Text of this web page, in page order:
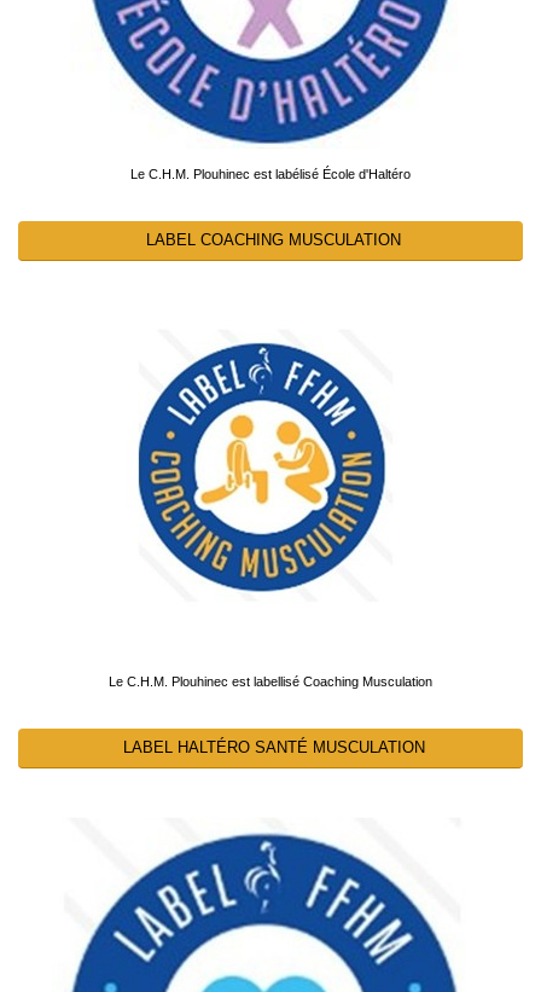
Le C.H.M. Plouhinec est labélisé École d'Haltéro
LABEL COACHING MUSCULATION
Le C.H.M. Plouhinec est labellisé Coaching Musculation
LABEL HALTÉRO SANTÉ MUSCULATION